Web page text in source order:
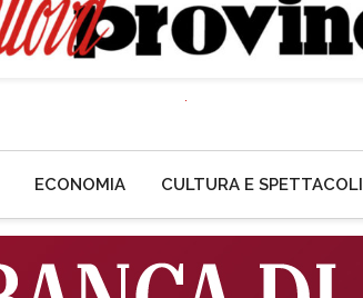
ECONOMIA CULTURA E SPETTACOLI